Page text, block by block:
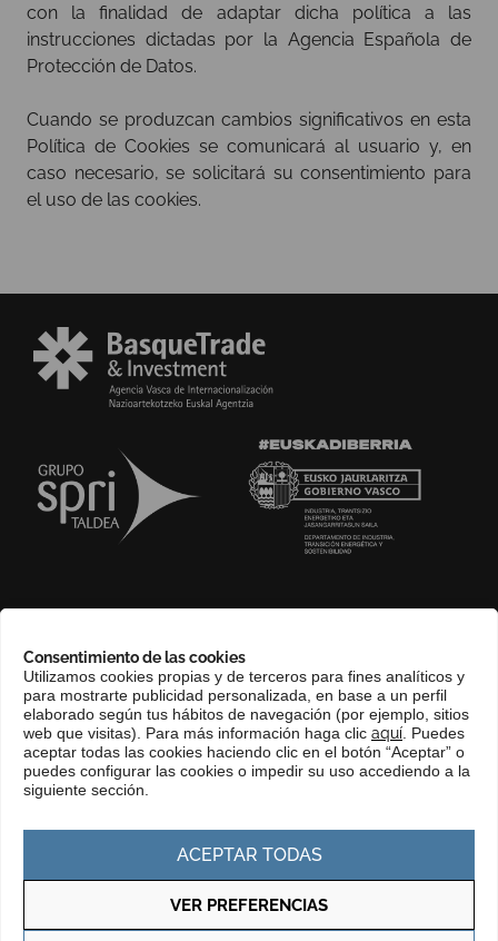
Consentimiento de las cookies
Utilizamos cookies propias y de terceros para fines analíticos y
para mostrarte publicidad personalizada, en base a un perfil
elaborado según tus hábitos de navegación (por ejemplo, sitios
web que visitas). Para más información haga clic aquí . Puedes
aceptar todas las cookies haciendo clic en el botón “Aceptar” o
puedes configurar las cookies o impedir su uso accediendo a la
siguiente sección.
ACEPTAR TODAS
VER PREFERENCIAS
con la finalidad de adaptar dicha política a las
instrucciones dictadas por la Agencia Española de
Protección de Datos.
Cuando se produzcan cambios significativos en esta
Política de Cookies se comunicará al usuario y, en
caso necesario, se solicitará su consentimiento para
el uso de las cookies.
COMPLIANCE CHANNEL
CONTACTO
EUSKERA
PERFIL DEL CONTRATANTE
Política de privacidad Política de cookies